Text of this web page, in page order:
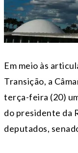
Em meio às
Transição, a
terça-feira (20)
do presidente da
deputados,